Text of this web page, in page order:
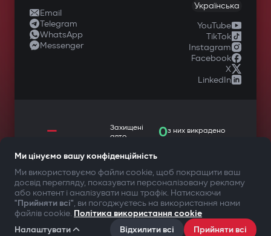
Email
Telegram
WhatsApp
Messenger
Українська
YouTube
TikTok
Instagram
Facebook
X
LinkedIn
—
Захищені
авто
0з них викрадено
ТВОЯ БЕЗПЕКА ПЕРЕДУСІМ
©2009-2026Gazer Limited (UK) All rights reserved
Умови користуванняПолітика конфіденційності
Ми цінуємо вашу конфіденційність
Ми використовуємо файли cookie, щоб покращити ваш
досвід перегляду, показувати персоналізовану рекламу
або контент і аналізувати наш трафік. Натискаючи
"Прийняти всі", ви погоджуєтесь на використання нами
файлів cookie. Політика використання cookie
Налаштувати
Відхилити всі Прийняти всі